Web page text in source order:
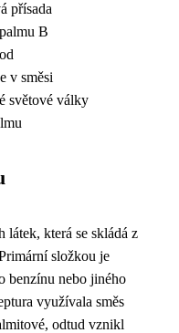
přísada
B
v směsi
světové války
látek, která se skládá z
složkou je
benzínu nebo jiného
využívala směs
odtud vznikl